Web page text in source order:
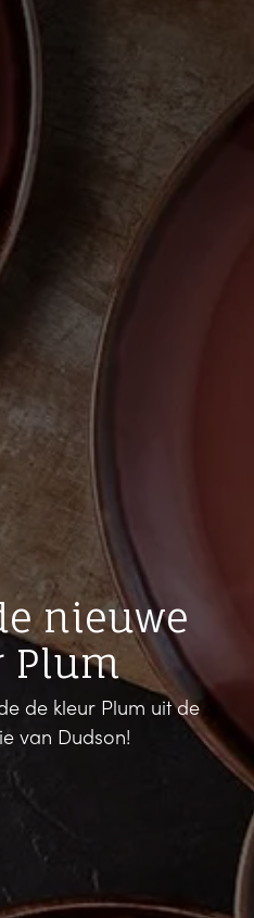
nieuwe
Plum
de kleur Plum uit de
van Dudson!